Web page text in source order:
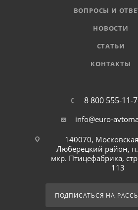
ВОПРОСЫ И
НОВОСТИ
СТАТЬИ
КОНТАКТЫ
8 800 555-11-
info@euro-
140070,
Люберецкий район,
мкр. Птицефабрика,
113
ПОДПИСАТЬСЯ НА